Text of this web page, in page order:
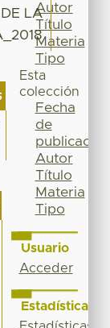
LAAutor
Título
Materia
Tipo
Esta
colección
Fecha
de
publicación
Autor
Título
Materia
Tipo
Usuario
Acceder
Estadísticas